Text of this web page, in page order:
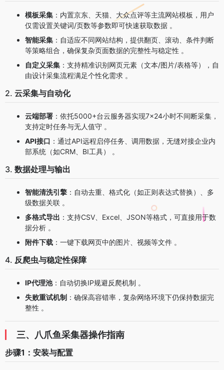
模板采集 ：内置京东、天猫、大众点评等主流网站模板，用户
仅需设置关键词/页数等参数即可快速获取数据 。
智能采集 ：自适应不同网站结构，提供翻页、滚动、条件判断
等策略组合，确保复杂页面数据的完整性与稳定性 。
自定义采集 ：支持精准识别网页元素（文本/图片/表格等），自
由设计采集流程满足个性化需求 。
2. 云采集与自动化
云端部署 ：依托5000+台云服务器实现7×24小时不间断采集，
支持定时任务与无人值守 。
API接口 ：通过API远程启停任务、调用数据，无缝对接企业内
部系统（如CRM、BI工具） 。
3. 数据处理与输出
智能清洗引擎 ：自动去重、格式化（如正则表达式替换）、多
级数据关联 。
多格式导出 ：支持CSV、Excel、JSON等格式，可直接用于数
据分析 。
附件下载 ：一键下载网页中的图片、视频等文件 。
4. 反爬虫与稳定性保障
IP代理池：自动切换IP规避反爬机制 。
失败重试机制 ：确保高容错率，复杂网络环境下仍保持数据完
整性 。
三、八爪鱼采集器操作指南
步骤1：安装与配置